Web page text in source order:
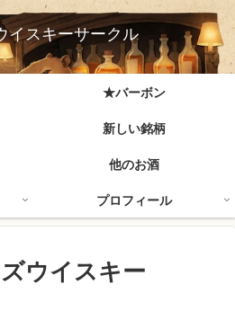
イスキーサークル
★バーボン
新しい銘柄
他のお酒
プロフィール
ウイスキー